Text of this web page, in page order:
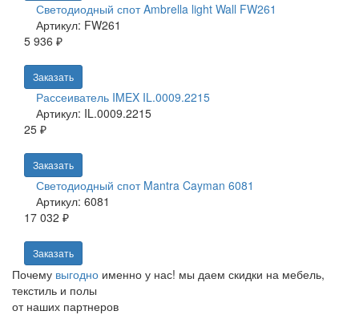
Светодиодный спот Ambrella light Wall FW261
Артикул: FW261
5 936 ₽
Заказать
Рассеиватель IMEX IL.0009.2215
Артикул: IL.0009.2215
25 ₽
Заказать
Светодиодный спот Mantra Cayman 6081
Артикул: 6081
17 032 ₽
Заказать
Почему выгодно именно у нас! мы даем скидки на мебель,
текстиль и полы
от наших партнеров